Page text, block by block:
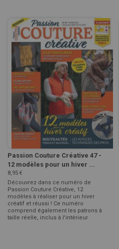
Passion Couture Créative 47 -
12 modèles pour un hiver ...
8,95 €
Découvrez dans ce numéro de
Passion Couture Créative, 12
modèles à réaliser pour un hiver
créatif et réussi ! Ce numéro
comprend également les patrons à
taille réelle, inclus à l'intérieur.